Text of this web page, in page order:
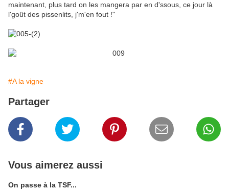
maintenant, plus tard on les mangera par en d'ssous, ce jour là
l'goût des pissenlits, j'm'en fout !"
#A la vigne
Partager
Vous aimerez aussi
On passe à la TSF...